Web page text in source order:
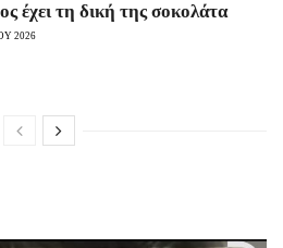
έχει τη δική της σοκολάτα
2026